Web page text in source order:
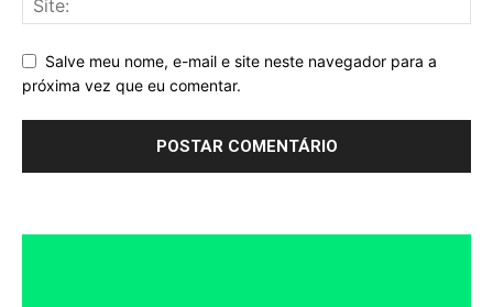
Salve meu nome, e-mail e site neste navegador para a
próxima vez que eu comentar.